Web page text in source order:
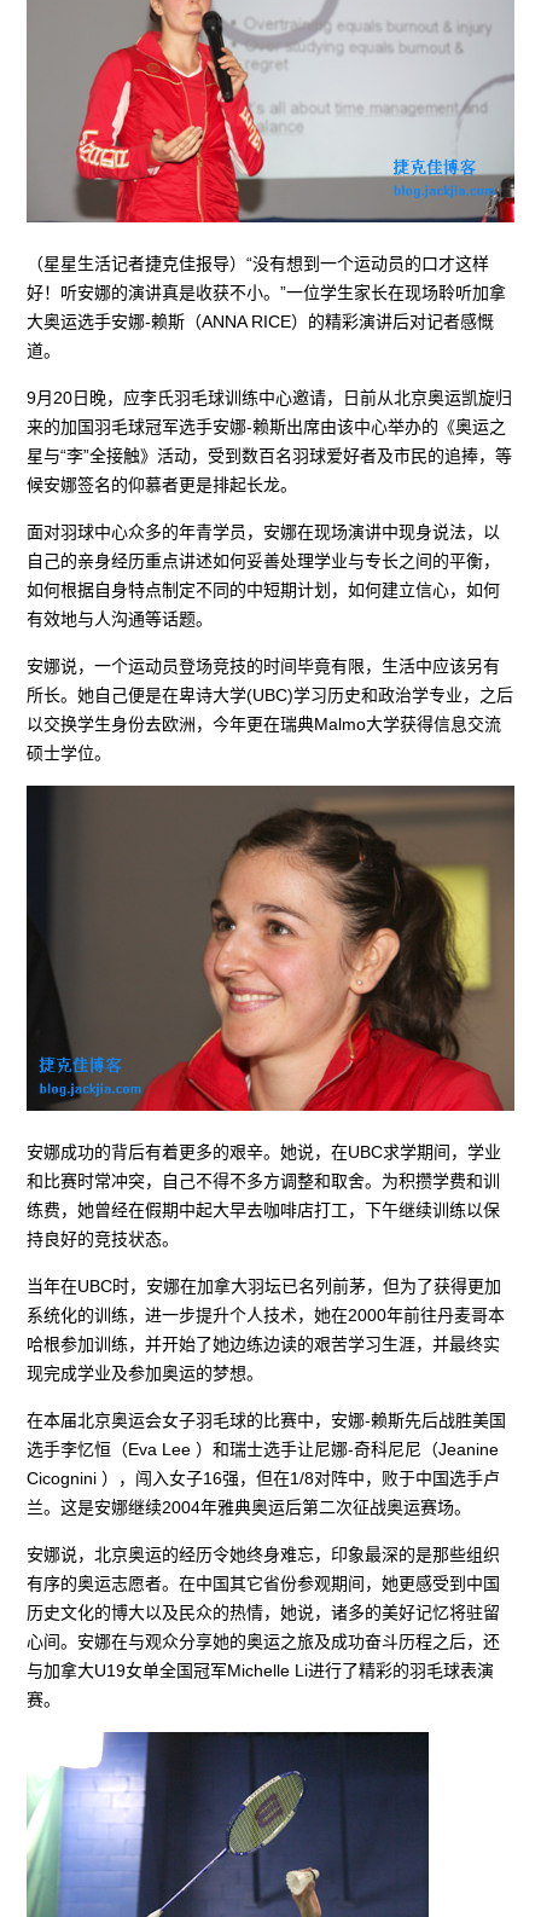
（星星生活记者捷克佳报导）“没有想到一个运动员的口才这样
好！听安娜的演讲真是收获不小。”一位学生家长在现场聆听加拿
大奥运选手安娜-赖斯（ANNA RICE）的精彩演讲后对记者感慨
道。
9月20日晚，应李氏羽毛球训练中心邀请，日前从北京奥运凯旋归
来的加国羽毛球冠军选手安娜-赖斯出席由该中心举办的《奥运之
星与“李”全接触》活动，受到数百名羽球爱好者及市民的追捧，等
候安娜签名的仰慕者更是排起长龙。
面对羽球中心众多的年青学员，安娜在现场演讲中现身说法，以
自己的亲身经历重点讲述如何妥善处理学业与专长之间的平衡，
如何根据自身特点制定不同的中短期计划，如何建立信心，如何
有效地与人沟通等话题。
安娜说，一个运动员登场竞技的时间毕竟有限，生活中应该另有
所长。她自己便是在卑诗大学(UBC)学习历史和政治学专业，之后
以交换学生身份去欧洲，今年更在瑞典Malmo大学获得信息交流
硕士学位。
安娜成功的背后有着更多的艰辛。她说，在UBC求学期间，学业
和比赛时常冲突，自己不得不多方调整和取舍。为积攒学费和训
练费，她曾经在假期中起大早去咖啡店打工，下午继续训练以保
持良好的竞技状态。
当年在UBC时，安娜在加拿大羽坛已名列前茅，但为了获得更加
系统化的训练，进一步提升个人技术，她在2000年前往丹麦哥本
哈根参加训练，并开始了她边练边读的艰苦学习生涯，并最终实
现完成学业及参加奥运的梦想。
在本届北京奥运会女子羽毛球的比赛中，安娜-赖斯先后战胜美国
选手李忆恒（Eva Lee ）和瑞士选手让尼娜-奇科尼尼（Jeanine
Cicognini ），闯入女子16强，但在1/8对阵中，败于中国选手卢
兰。这是安娜继续2004年雅典奥运后第二次征战奥运赛场。
安娜说，北京奥运的经历令她终身难忘，印象最深的是那些组织
有序的奥运志愿者。在中国其它省份参观期间，她更感受到中国
历史文化的博大以及民众的热情，她说，诸多的美好记忆将驻留
心间。安娜在与观众分享她的奥运之旅及成功奋斗历程之后，还
与加拿大U19女单全国冠军Michelle Li进行了精彩的羽毛球表演
赛。